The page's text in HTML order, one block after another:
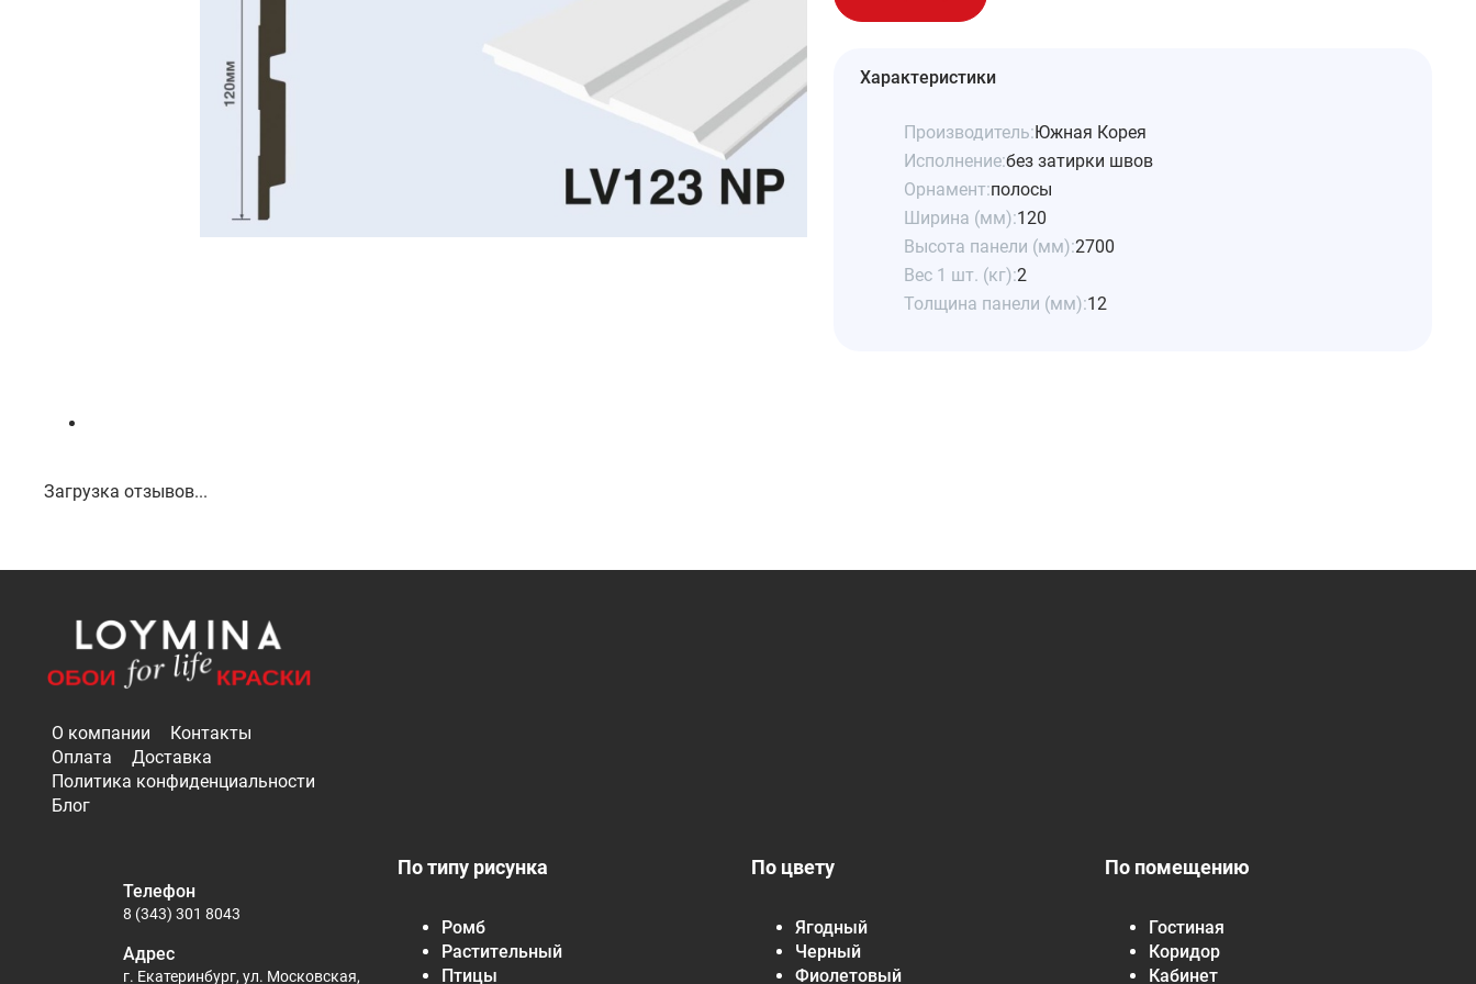
Характеристики
Производитель:Южная Корея
Исполнение:без затирки швов
Орнамент:полосы
Ширина (мм):120
Высота панели (мм):2700
Вес 1 шт. (кг):2
Толщина панели (мм):12
Загрузка отзывов...
О компании
Контакты
Оплата
Доставка
Политика конфиденциальности
Блог
По типу рисунка
Ромб
Растительный
Птицы
По цвету
Ягодный
Черный
Фиолетовый
По помещению
Гостиная
Коридор
Кабинет
Телефон
8 (343) 301 8043
Адрес
г. Екатеринбург, ул. Московская,